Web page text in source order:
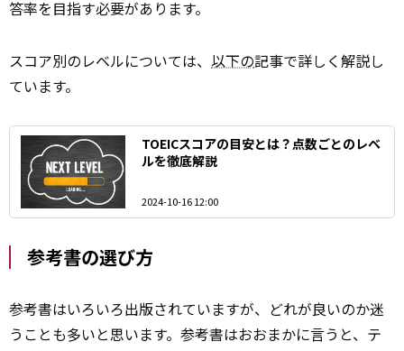
答率を目指す必要があります。
スコア別のレベルについては、 以下の記事で詳しく解説し
ています。
TOEICスコアの目安とは？点数ごとのレベ
ルを徹底解説
2024-10-16 12:00
参考書の選び方
参考書はいろいろ出版されていますが、どれが良いのか迷
うことも多いと思います。参考書はおおまかに言うと、テ